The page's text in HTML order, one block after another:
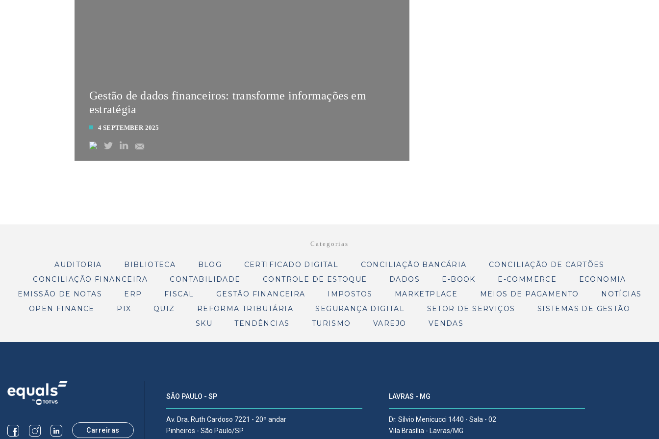
Gestão de dados financeiros: transforme informações em
estratégia
4 SEPTEMBER 2025
Categorias
AUDITORIA BIBLIOTECA BLOG CERTIFICADO DIGITAL CONCILIAÇÃO BANCÁRIA
CONCILIAÇÃO DE CARTÕES
CONCILIAÇÃO FINANCEIRA
CONTABILIDADE CONTROLE DE ESTOQUE DADOS E-BOOK E-COMMERCE
ECONOMIA
EMISSÃO DE NOTAS
ERP FISCAL GESTÃO FINANCEIRA IMPOSTOS MARKETPLACE MEIOS DE PAGAMENTO
NOTÍCIAS
OPEN FINANCE
PIX QUIZ REFORMA TRIBUTÁRIA SEGURANÇA DIGITAL SETOR DE SERVIÇOS
SISTEMAS DE GESTÃO
SKU
TENDÊNCIAS TURISMO VAREJO VENDAS
Carreiras
SÃO PAULO - SP
Av. Dra. Ruth Cardoso 7221 - 20º andar
Pinheiros - São Paulo/SP
LAVRAS - MG
Dr. Sílvio Menicucci 1440 - Sala - 02
Vila Brasília - Lavras/MG